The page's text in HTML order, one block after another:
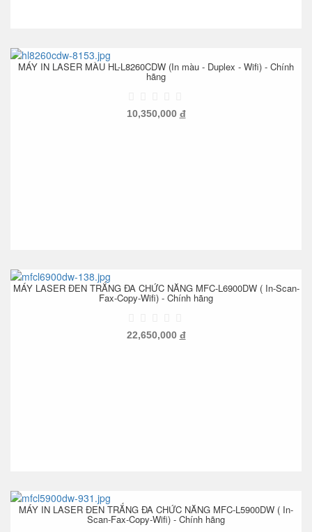
MÁY IN LASER MÀU HL-L8260CDW (In màu - Duplex - Wifi) - Chính
hãng
10,350,000 đ
MÁY LASER ĐEN TRẮNG ĐA CHỨC NĂNG MFC-L6900DW ( In-Scan-
Fax-Copy-Wifi) - Chính hãng
22,650,000 đ
MÁY IN LASER ĐEN TRẮNG ĐA CHỨC NĂNG MFC-L5900DW ( In-
Scan-Fax-Copy-Wifi) - Chính hãng